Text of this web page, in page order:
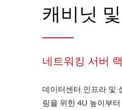
캐비닛
네트워킹 서버 랙
데이터센터 인프라 및
링을 위한 4U 높이부